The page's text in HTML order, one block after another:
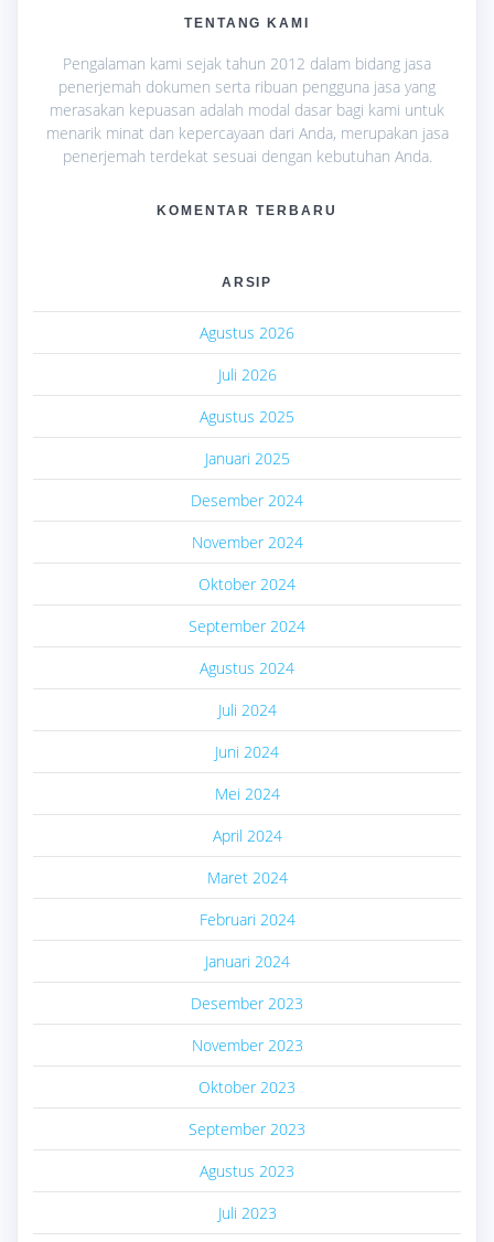
TENTANG KAMI
Pengalaman kami sejak tahun 2012 dalam bidang jasa
penerjemah dokumen serta ribuan pengguna jasa yang
merasakan kepuasan adalah modal dasar bagi kami untuk
menarik minat dan kepercayaan dari Anda, merupakan jasa
penerjemah terdekat sesuai dengan kebutuhan Anda.
KOMENTAR TERBARU
ARSIP
Agustus 2026
Juli 2026
Agustus 2025
Januari 2025
Desember 2024
November 2024
Oktober 2024
September 2024
Agustus 2024
Juli 2024
Juni 2024
Mei 2024
April 2024
Maret 2024
Februari 2024
Januari 2024
Desember 2023
November 2023
Oktober 2023
September 2023
Agustus 2023
Juli 2023